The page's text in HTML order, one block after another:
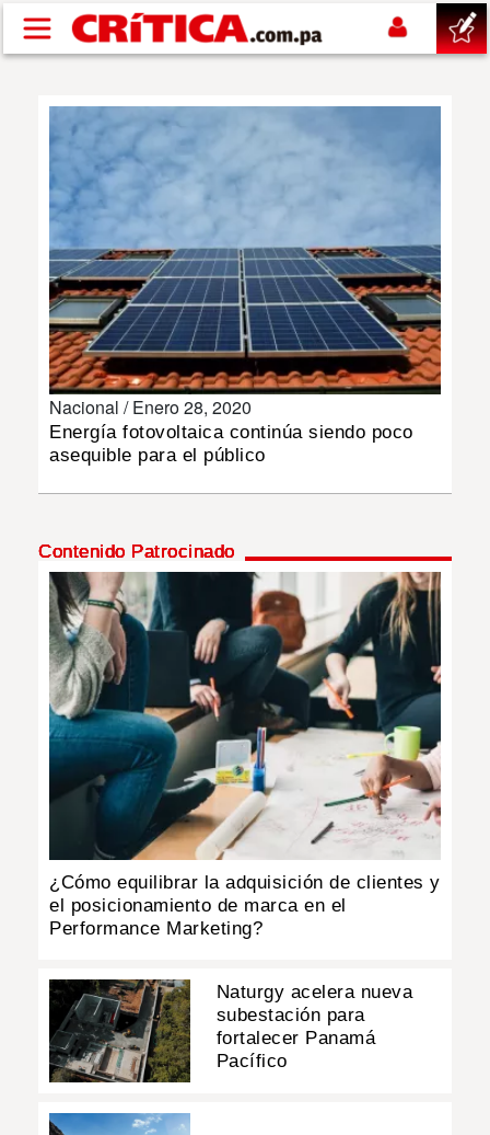
Pasar al contenido principal
NACIONAL
POLÍTICA
SHOW
DEPORTES
MULTIMEDIA
IMPRESO
Nacional /Enero 28, 2020
Energía fotovoltaica continúa siendo poco
asequible para el público
Contenido Patrocinado
¿Cómo equilibrar la adquisición de clientes y
el posicionamiento de marca en el
Performance Marketing?
Naturgy acelera nueva
subestación para
fortalecer Panamá
Pacífico